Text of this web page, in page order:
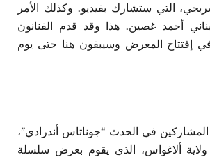
شربجي، التي ستشارك بفيديو. وكذلك الأمر
أحمد غصين. هذا وقد قدم الفنانون
إفتتاح المعرض وسيبقون هنا حتى يوم
المشاركين في الحدث “جوناتاس أندرادي”،
ألاغواس، الذي يقوم بعرض سلسلة